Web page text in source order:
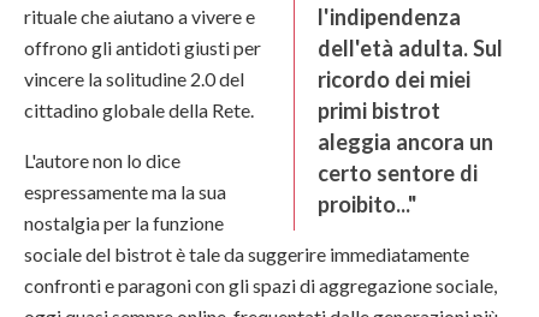
l'indipendenza
dell'età adulta. Sul
ricordo dei miei
primi bistrot
aleggia ancora un
certo sentore di
proibito..."
rituale che aiutano a vivere e
offrono gli antidoti giusti per
vincere la solitudine 2.0 del
cittadino globale della Rete.
L'autore non lo dice
espressamente ma la sua
nostalgia per la funzione
sociale del bistrot è tale da suggerire immediatamente
confronti e paragoni con gli spazi di aggregazione sociale,